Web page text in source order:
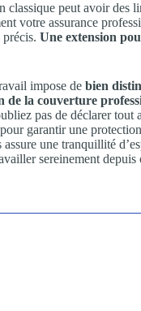
classique peut avoir des
votre assurance
Une extension
impose de bien
de la couverture
pas de déclarer tout
garantir une
une tranquillité
sereinement depuis